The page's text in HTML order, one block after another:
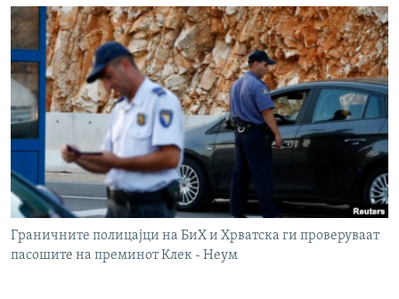
СЛЕДЕТЕ НЕ
РСЕ веб страници
Граничните полицајци на БиХ и Хрватска ги проверуваат
пасошите на преминот Клек - Неум